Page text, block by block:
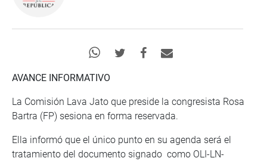
AVANCE INFORMATIVO
La Comisión Lava Jato que preside la congresista Rosa
Bartra (FP) sesiona en forma reservada.
Ella informó que el único punto en su agenda será el
tratamiento del documento signado como OLI-LN-